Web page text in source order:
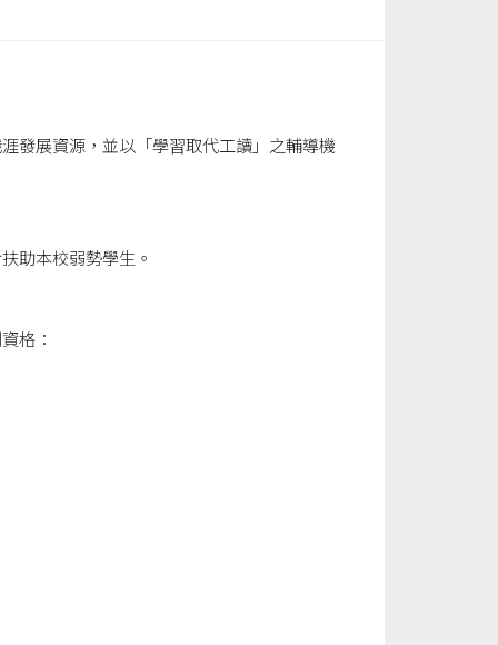
發展資源，並以「學習取代工讀」之輔導機
助本校弱勢學生。
格：